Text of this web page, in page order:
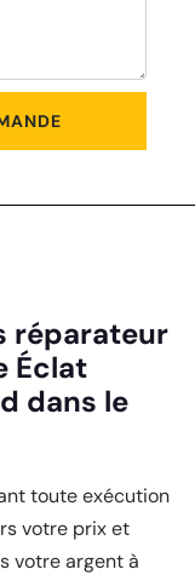
réparateur
Éclat
dans le
toute exécution
votre prix et
votre argent à